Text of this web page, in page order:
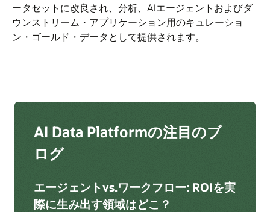
ータセットに改良され、分析、AIエージェントおよびダ
ウンストリーム・アプリケーション用のキュレーショ
ン・ゴールド・データとして提供されます。
AI Data Platformの注目のブ
ログ
エージェントvs.ワークフロー: ROIを実
際に生み出す領域はどこ？